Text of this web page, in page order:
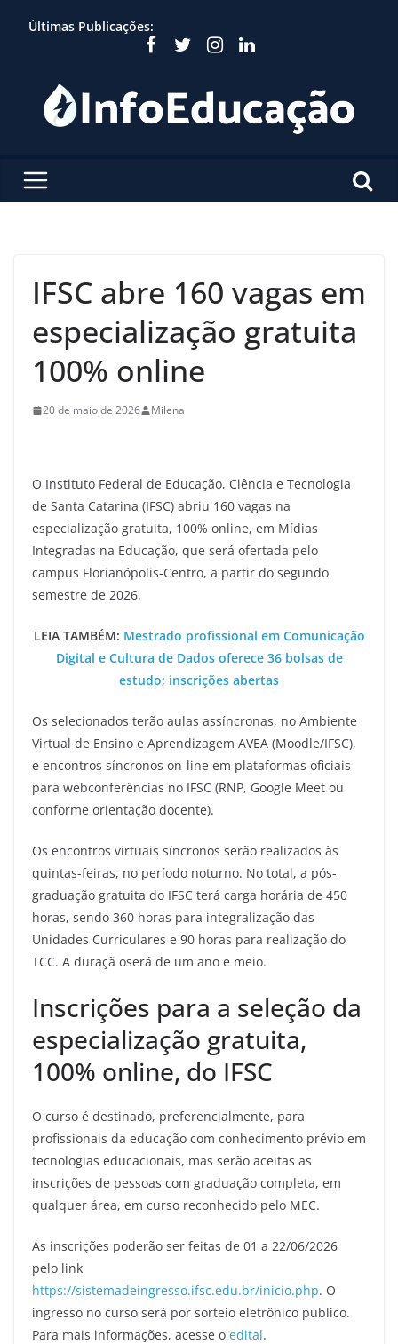
Últimas Publicações:
IFSC abre 160 vagas em
especialização gratuita
100% online
20 de maio de 2026 Milena
O Instituto Federal de Educação, Ciência e Tecnologia
de Santa Catarina (IFSC) abriu 160 vagas na
especialização gratuita, 100% online, em Mídias
Integradas na Educação, que será ofertada pelo
campus Florianópolis-Centro, a partir do segundo
semestre de 2026.
LEIA TAMBÉM: Mestrado profissional em Comunicação
Digital e Cultura de Dados oferece 36 bolsas de
estudo; inscrições abertas
Os selecionados terão aulas assíncronas, no Ambiente
Virtual de Ensino e Aprendizagem AVEA (Moodle/IFSC),
e encontros síncronos on-line em plataformas oficiais
para webconferências no IFSC (RNP, Google Meet ou
conforme orientação docente).
Os encontros virtuais síncronos serão realizados às
quintas-feiras, no período noturno. No total, a pós-
graduação gratuita do IFSC terá carga horária de 450
horas, sendo 360 horas para integralização das
Unidades Curriculares e 90 horas para realização do
TCC. A duraçã oserá de um ano e meio.
Inscrições para a seleção da
especialização gratuita,
100% online, do IFSC
O curso é destinado, preferencialmente, para
profissionais da educação com conhecimento prévio em
tecnologias educacionais, mas serão aceitas as
inscrições de pessoas com graduação completa, em
qualquer área, em curso reconhecido pelo MEC.
As inscrições poderão ser feitas de 01 a 22/06/2026
pelo link
https://sistemadeingresso.ifsc.edu.br/inicio.php. O
ingresso no curso será por sorteio eletrônico público.
Para mais informações, acesse o edital.